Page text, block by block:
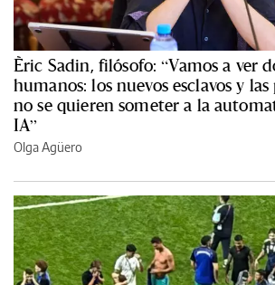
Èric Sadin, filósofo: “Vamos a ver
humanos: los nuevos esclavos y
no se quieren someter a la
IA”
Olga Agüero